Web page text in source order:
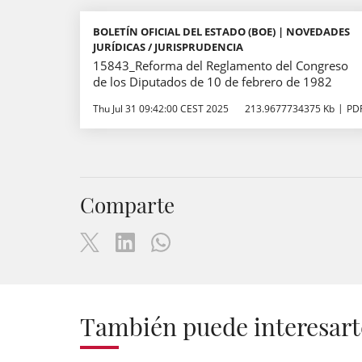
BOLETÍN OFICIAL DEL ESTADO (BOE) | NOVEDADES
JURÍDICAS / JURISPRUDENCIA
15843_Reforma del Reglamento del Congreso
de los Diputados de 10 de febrero de 1982
Thu Jul 31 09:42:00 CEST 2025 213.9677734375 Kb
Comparte
También puede